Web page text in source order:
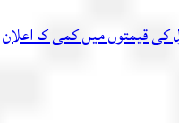
کی قیمتوں میں کمی کا اعلان